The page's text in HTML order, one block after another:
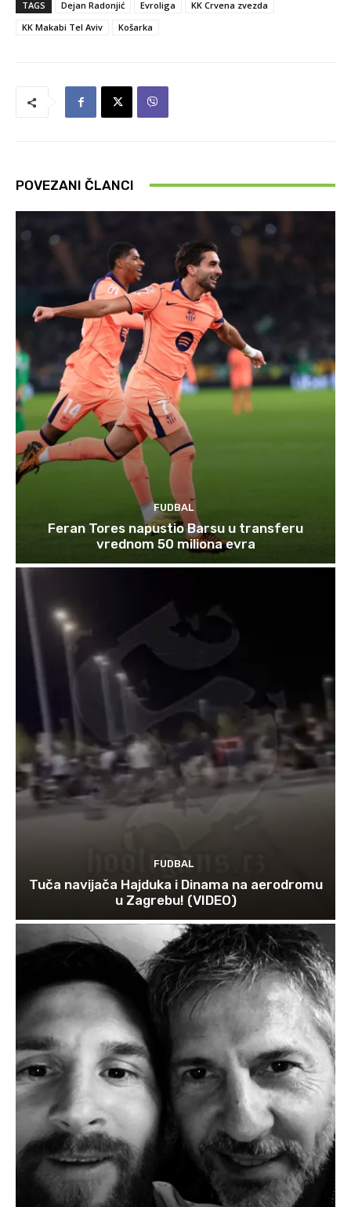
TAGS Dejan Radonjić Evroliga
KK Crvena zvezda
KK Makabi Tel Aviv
Košarka
POVEZANI ČLANCI
FUDBAL
Feran Tores napustio Barsu u transferu
vrednom 50 miliona evra
FUDBAL
Tuča navijača Hajduka i Dinama na aerodromu
u Zagrebu! (VIDEO)